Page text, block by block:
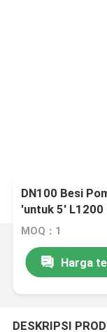
DN100 Besi
'untuk 5' L1200
MOQ：1
Harga
DESKRIPSI